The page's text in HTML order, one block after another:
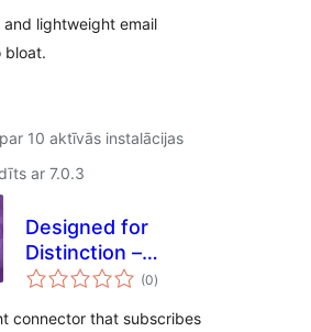
and lightweight email
bloat.
10 aktīvās instalācijas
ar 7.0.3
Designed for
Distinction –
MailPoet Opt-in for
(0vērtējumu
kopsumma
)
connector that subscribes